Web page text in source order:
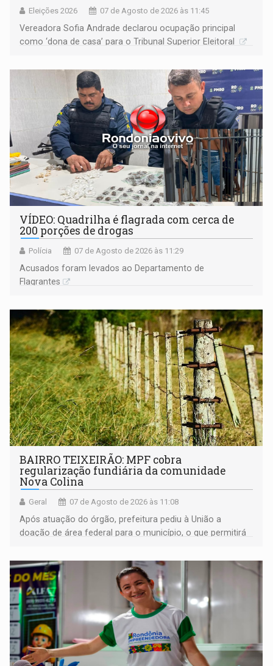
Eleições 2026 07 de Agosto de 2026 às 11:45
Vereadora Sofia Andrade declarou ocupação principal
como ‘dona de casa’ para o Tribunal Superior Eleitoral
VÍDEO: Quadrilha é flagrada com cerca de
200 porções de drogas
Polícia 07 de Agosto de 2026 às 11:29
Acusados foram levados ao Departamento de
Flagrantes
BAIRRO TEIXEIRÃO: MPF cobra
regularização fundiária da comunidade
Nova Colina
Geral 07 de Agosto de 2026 às 11:08
Após atuação do órgão, prefeitura pediu à União a
doação de área federal para o município, o que permitirá